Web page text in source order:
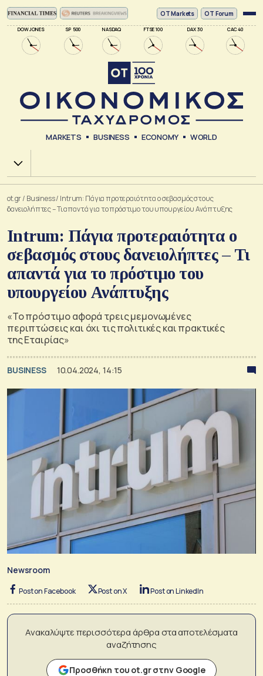
DOW JONES SP 500 NASDAQ FTSE 100 DAX 30 CAC 40
ΟΤ Markets OT Forum
MARKETS BUSINESS ECONOMY WORLD
Χ.Α.
ot.gr/ Business/ Intrum: Πάγια προτεραιότητα ο σεβασμός στους
δανειολήπτες – Τι απαντά για το πρόστιμο του υπουργείου Ανάπτυξης
Intrum: Πάγια προτεραιότητα ο
σεβασμός στους δανειολήπτες – Τι
απαντά για το πρόστιμο του
υπουργείου Ανάπτυξης
«Το πρόστιμο αφορά τρεις μεμονωμένες
περιπτώσεις και όχι τις πολιτικές και πρακτικές
της Εταιρίας»
BUSINESS 10.04.2024, 14:15
Newsroom
Post on Facebook Post on X Post on LinkedIn
Ανακαλύψτε περισσότερα άρθρα στα αποτελέσματα
αναζήτησης
Προσθήκη του ot.gr στην Google